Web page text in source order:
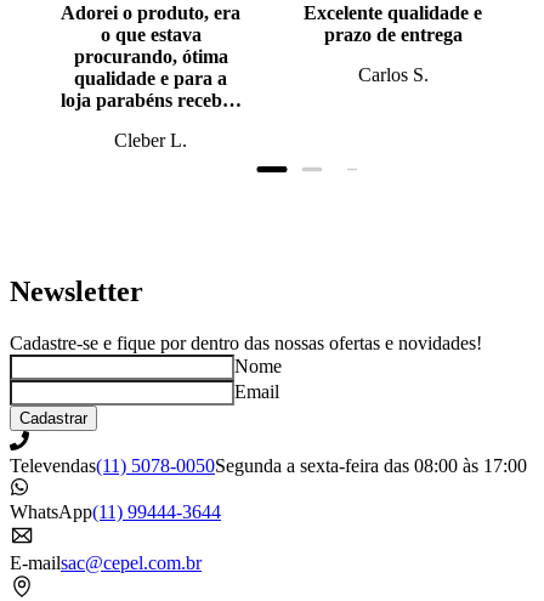
Adorei o produto, era
o que estava
procurando, ótima
qualidade e para a
loja parabéns recebi o
prazo, super bem
Cleber L.
Excelente qualidade e
prazo de entrega
Carlos S.
Newsletter
Cadastre-se e fique por dentro das nossas ofertas e novidades!
Nome
Email
Cadastrar
Televendas(11) 5078-0050Segunda a sexta-feira das 08:00 às 17:00
WhatsApp(11) 99444-3644
E-mailsac@cepel.com.br